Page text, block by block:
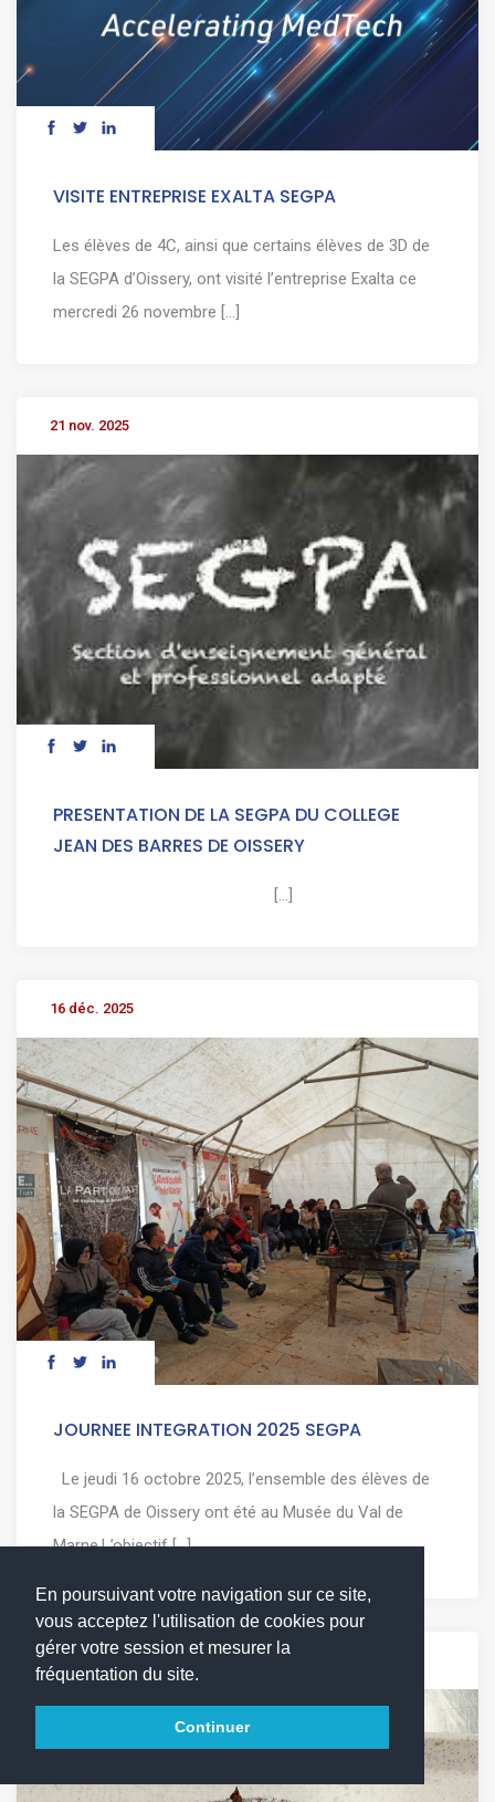
En poursuivant votre navigation sur ce site,
vous acceptez l'utilisation de cookies pour
gérer votre session et mesurer la
fréquentation du site.
Continuer
VISITE ENTREPRISE EXALTA SEGPA
Les élèves de 4C, ainsi que certains élèves de 3D de
la SEGPA d’Oissery, ont visité l’entreprise Exalta ce
mercredi 26 novembre [...]
21 nov. 2025
PRESENTATION DE LA SEGPA DU COLLEGE
JEAN DES BARRES DE OISSERY
[...]
16 déc. 2025
JOURNEE INTEGRATION 2025 SEGPA
Le jeudi 16 octobre 2025, l’ensemble des élèves de
la SEGPA de Oissery ont été au Musée du Val de
Marne.L’objectif [...]
04 déc. 2025